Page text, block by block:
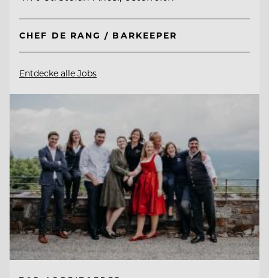
CHEF DE RANG / BARKEEPER
Entdecke alle Jobs